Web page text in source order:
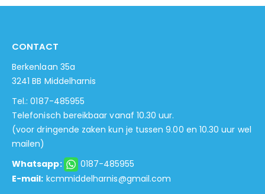
CONTACT
Berkenlaan 35a
3241 BB Middelharnis
Tel.: 0187-485955
Telefonisch bereikbaar vanaf 10.30 uur.
(voor dringende zaken kun je tussen 9.00 en 10.30 uur wel
mailen)
Whatsapp:
0187-485955
E-mail: kcmmiddelharnis@gmail.com